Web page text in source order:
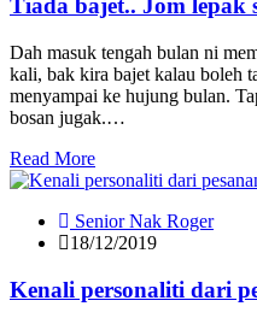
Tiada bajet.. Jom lepak
Dah masuk tengah bulan ni
kali, bak kira bajet kalau boleh
menyampai ke hujung bulan.
bosan jugak.…
Read More
Senior Nak Roger
18/12/2019
Kenali personaliti dari